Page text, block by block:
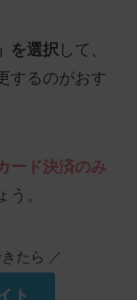
を選択 して、
するのがおす
ード決済のみ
。
たら ／
ト